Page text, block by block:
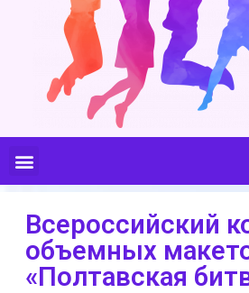
Всероссийский
объемных
«Полтавская